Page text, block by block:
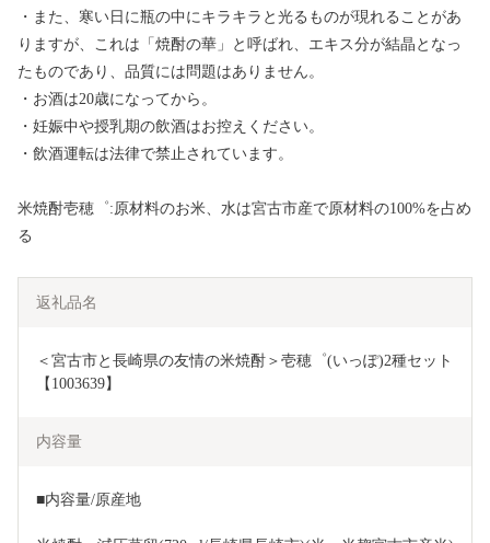
・また、寒い日に瓶の中にキラキラと光るものが現れることがあ
りますが、これは「焼酎の華」と呼ばれ、エキス分が結晶となっ
たものであり、品質には問題はありません。
・お酒は20歳になってから。
・妊娠中や授乳期の飲酒はお控えください。
・飲酒運転は法律で禁止されています。
米焼酎壱穂゜:原材料のお米、水は宮古市産で原材料の100%を占め
る
返礼品名
＜宮古市と長崎県の友情の米焼酎＞壱穂゜(いっぽ)2種セット
【1003639】
内容量
■内容量/原産地